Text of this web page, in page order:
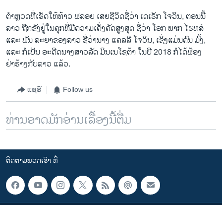
ຕຳຫຼວດທີ່ເຮັດໃຫ້ທ້າວ ຟລອຍ ເສຍຊີວິດຊື່ວ່າ ເດເຣັກ ໂຈວິນ, ຕອນນີ້
ລາວ ຖືກຂັງຢູ່ໃນຄຸກທີ່ມີຄວາມເຄັ່ງຄັດສູງສຸດ ຊື່ວ່າ ໂອກ ພາກ ໄຮທສ໌
ແລະ ພັນ ລະຍາຂອງລາວ ຊື່ວ່ານາງ ແຄລລີ ໂຈວິນ, ເຊິ່ງແມ່ນຄົນ ມົ້ງ,
ແລະ ກໍເປັນ ອະດີດນາງສາວລັດ ມິນເນໂຊຕ້າ ໃນປີ 2018 ກໍໄດ້ຟ້ອງ
ຢ່າຮ້າງກັບລາວ ແລ້ວ.
ແຊຣ໌ Follow us
ທ່ານອາດມັກອ່ານເລື້ອງນີ້ຕື່ມ
ຕິດຕາມພວກເຮົາ ທີ່